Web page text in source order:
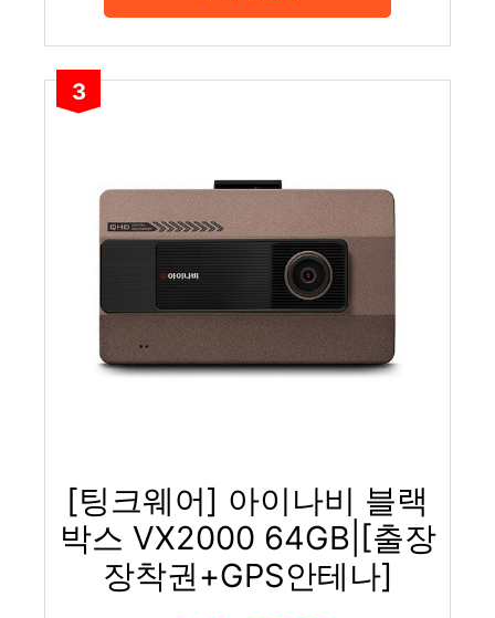
3
[팅크웨어] 아이나비 블랙
박스 VX2000 64GB|[출장
장착권+GPS안테나]